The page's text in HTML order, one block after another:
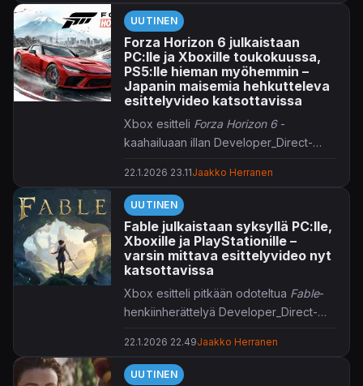
130 gigatavua ja PC:llä 160 gigatavua.
Forza Horizon 6
monenlaisia eri biomeja valtavista
kaupungeista maaseutumaisemiin,
dynaamisia säätilan vaihteluja
unohtamatta.IGN-pelisivustoon päässyt
käsiksi odotettuun kaahailuun, ja
uutisen loppuun upotetulle yhdeksän
minuutin videolle mahtuu miljöö jos
UUTINEN
Forza Horizon 6 julkaistaan
PC:lle ja Xboxille toukokuussa,
PS5:lle hieman myöhemmin –
Japanin maisemia hehkutteleva
esittelyvideo katsottavissa
Xbox esitteli Forza Horizon 6-
kaahailuaan illan Developer_Direct-
22.1.2026 23.11Jaakko Herranen
UUTINEN
Fable julkaistaan syksyllä PC:lle,
Xboxille ja PlayStationille –
varsin mittava esittelyvideo nyt
katsottavissa
Xbox esitteli pitkään odoteltua Fable-
henkiinherättelyä Developer_Direct-
22.1.2026 22.49Jaakko Herranen
UUTINEN